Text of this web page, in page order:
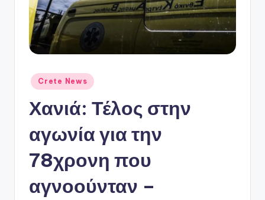
P
o
Αναρτήθηκε
σε
Crete News
Χανιά: Τέλος στην
αγωνία για την
78χρονη που
αγνοούνταν –